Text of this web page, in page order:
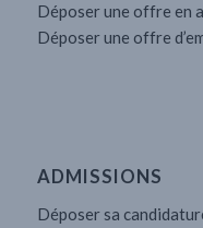
Déposer une offre en
Déposer une offre
ADMISSIONS
Déposer sa